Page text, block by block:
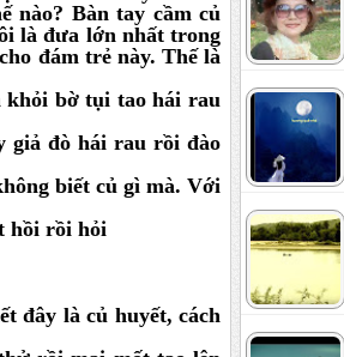
nào? Bàn tay cầm củ
là đưa lớn nhất trong
đám trẻ này. Thế là
bờ tụi tao hái rau
đò hái rau rồi đào
biết củ gì mà. Với
hồi rồi hỏi
đây là củ huyết, cách